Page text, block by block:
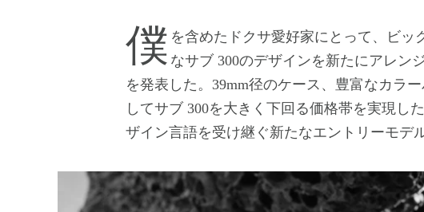
僕を含めたドクサ愛好家にとって、ビッグなニュースだ。ドクサはクラシック なサブ 300のデザインを新たにアレン
を発表した。39mm径のケース、豊富なカラ
してサブ 300を大きく下回る価格帯を実現し
ザイン言語を受け継ぐ新たなエントリーモデ